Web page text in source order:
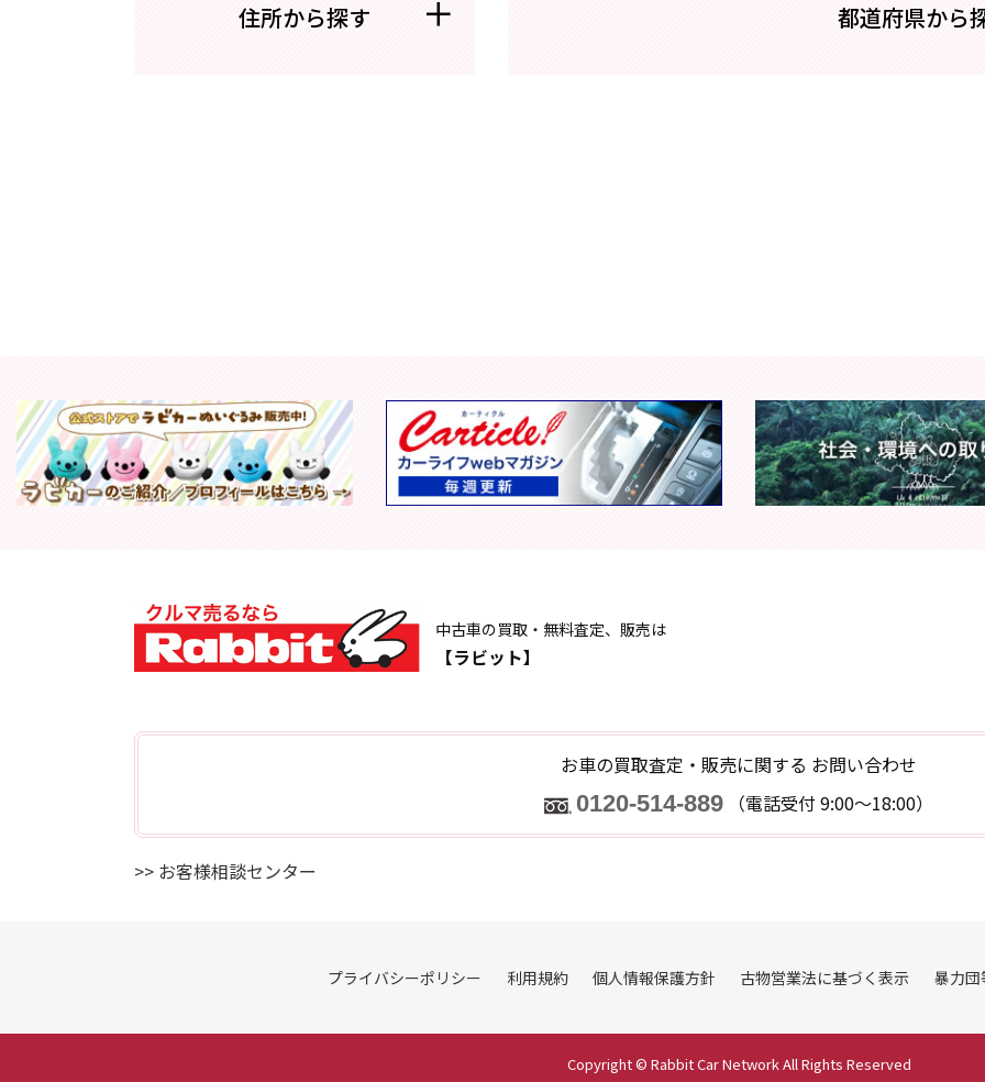
住所から探す 都道府県から
中古車の買取・無料査定、販売は
【ラビット】
お車の買取査定・販売に関する お問い合わせ
0120-514-889 （電話受付 9:00～18:00）
>> お客様相談センター
プライバシーポリシー 利用規約 個人情報保護方針 古物営業法に基づく表示 暴力団
Copyright © Rabbit Car Network All Rights Reserved